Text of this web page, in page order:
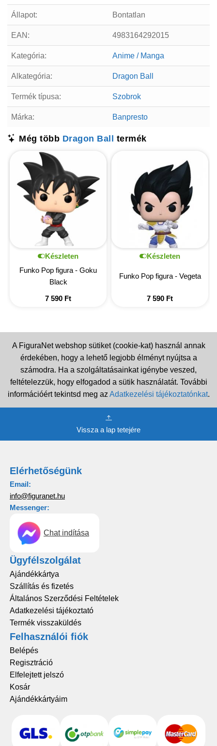
Állapot: Bontatlan
EAN: 4983164292015
Kategória: Anime / Manga
Alkategória: Dragon Ball
Termék típusa: Szobrok
Márka: Banpresto
Még több Dragon Ball termék
Készleten
Funko Pop figura - Goku
Black
7 590 Ft
Készleten
Funko Pop figura - Vegeta
7 590 Ft
A FiguraNet webshop sütiket (cookie-kat) használ annak
érdekében, hogy a lehető legjobb élményt nyújtsa a
számodra. Ha a szolgáltatásainkat igénybe veszed,
feltételezzük, hogy elfogadod a sütik használatát. További
információért tekintsd meg az Adatkezelési tájékoztatónkat.
Vissza a lap tetejére
Elérhetőségünk
Email:
info@figuranet.hu
Messenger:
Chat indítása
Ügyfélszolgálat
Ajándékkártya
Szállítás és fizetés
Általános Szerződési Feltételek
Adatkezelési tájékoztató
Termék visszaküldés
Felhasználói fiók
Belépés
Regisztráció
Elfelejtett jelszó
Kosár
Ajándékkártyáim